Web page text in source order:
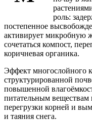
роль:
постепенное
активирует микробную
сочетаться компост,
коричневая органика.
Эффект многослойного
структурированной
повышенной
питательным веществам
перегрузки корней и
и таяния снега.